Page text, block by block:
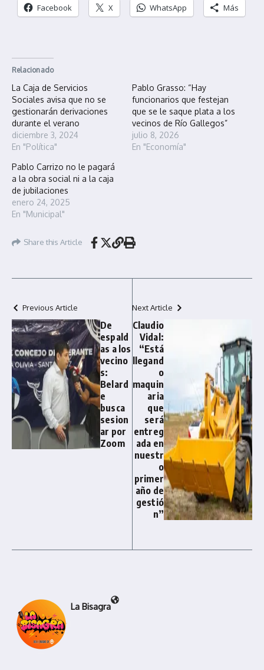
Facebook X WhatsApp Más
Relacionado
La Caja de Servicios
Sociales avisa que no se
gestionarán derivaciones
durante el verano
diciembre 3, 2024
En "Política"
Pablo Grasso: “Hay
funcionarios que festejan
que se le saque plata a los
vecinos de Río Gallegos”
julio 8, 2026
En "Economía"
Pablo Carrizo no le pagará
a la obra social ni a la caja
de jubilaciones
enero 24, 2025
En "Municipal"
Share this Article
Previous Article
De
espald
as a los
vecino
s:
Belard
e
busca
sesion
ar por
Zoom
Next Article
Claudio
Vidal:
“Está
llegand
o
maquin
aria
que
será
entreg
ada en
nuestr
o
primer
año de
gestió
n”
La Bisagra